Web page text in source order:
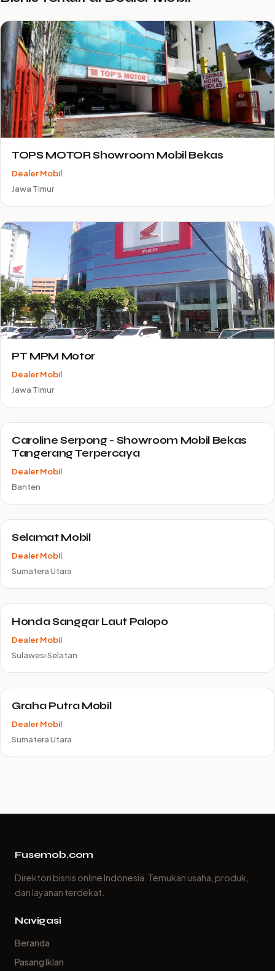
TOPS MOTOR Showroom Mobil Bekas
Dealer Mobil
Jawa Timur
PT MPM Motor
Dealer Mobil
Jawa Timur
Caroline Serpong - Showroom Mobil Bekas
Tangerang Terpercaya
Dealer Mobil
Banten
Selamat Mobil
Dealer Mobil
Sumatera Utara
Honda Sanggar Laut Palopo
Dealer Mobil
Sulawesi Selatan
Graha Putra Mobil
Dealer Mobil
Sumatera Utara
Fusemob.com
Direktori bisnis online Indonesia. Temukan usaha, produk,
dan layanan terdekat.
Navigasi
Beranda
Pasang Iklan